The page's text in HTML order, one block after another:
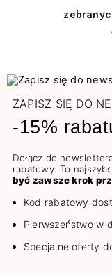
się, że
Zapraszamy
ZAPISZ SIĘ DO
-15%
Dołącz do
rabatowy. To
być zawsze krok
Kod rabatowy
Pierwszeństwo w
Specjalne oferty